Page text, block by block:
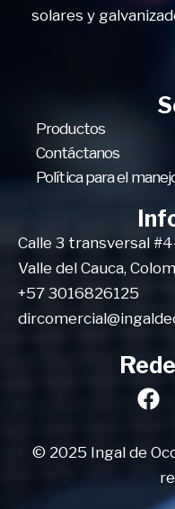
solares y
Productos
Contáctanos
Política para el
Calle 3 transversal
Valle del Cauca,
+57 3016826125
© 2025 Ingal de